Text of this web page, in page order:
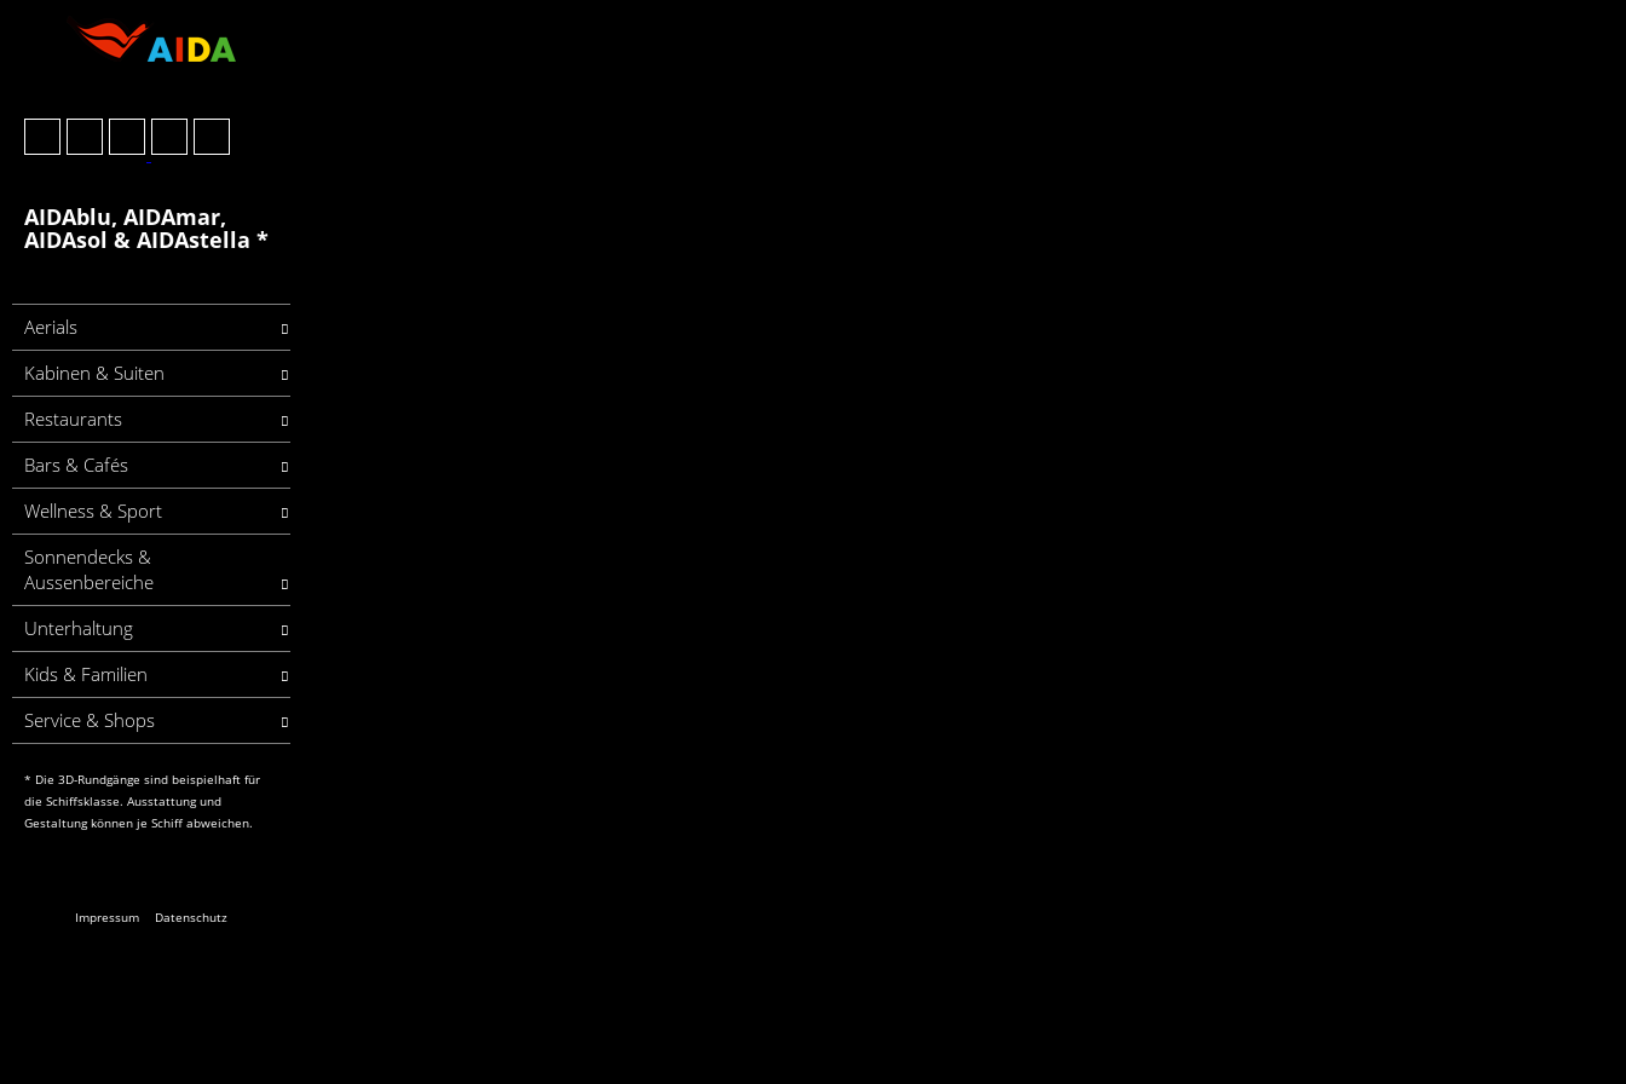
AIDAblu, AIDAmar,
AIDAsol & AIDAstella *
Aerials
Kabinen & Suiten
Restaurants
Bars & Cafés
Wellness & Sport
Sonnendecks &
Aussenbereiche
Unterhaltung
Kids & Familien
Service & Shops
* Die 3D-Rundgänge sind beispielhaft für
die Schiffsklasse. Ausstattung und
Gestaltung können je Schiff abweichen.
Impressum Datenschutz